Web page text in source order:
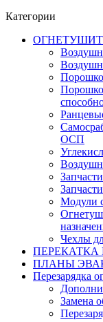
Категории
ОСП
Модули
Чехлы
ПЛАНЫ
Перезарядка
Замена